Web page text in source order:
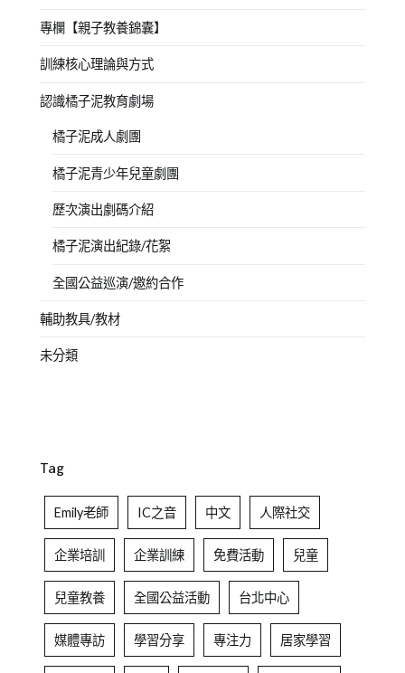
專欄【親子教養錦囊】
訓練核心理論與方式
認識橘子泥教育劇場
橘子泥成人劇團
橘子泥青少年兒童劇團
歷次演出劇碼介紹
橘子泥演出紀錄/花絮
全國公益巡演/邀約合作
輔助教具/教材
未分類
Tag
Emily老師 IC之音 中文 人際社交
企業培訓 企業訓練 免費活動 兒童
兒童教養 全國公益活動 台北中心
媒體專訪 學習分享 專注力 居家學習